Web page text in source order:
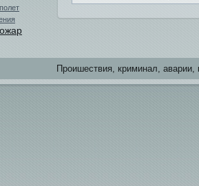
полет
Проишестви­я, криминал,